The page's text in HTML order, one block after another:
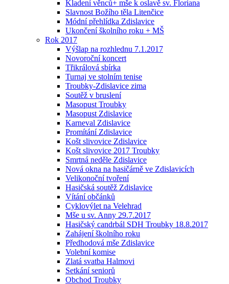
Kladení věnců+ mše k oslavě sv. Floriana
Slavnost Božího těla Litenčice
Módní přehlídka Zdislavice
Ukončení školního roku + MŠ
Rok 2017
Výšlap na rozhlednu 7.1.2017
Novoroční koncert
Třikrálová sbírka
Turnaj ve stolním tenise
Troubky-Zdislavice zima
Soutěž v bruslení
Masopust Troubky
Masopust Zdislavice
Karneval Zdislavice
Promítání Zdislavice
Košt slivovice Zdislavice
Košt slivovice 2017 Troubky
Smrtná neděle Zdislavice
Nová okna na hasičárně ve Zdislavicích
Velikonoční tvoření
Hasičská soutěž Zdislavice
Vítání občánků
Cyklovýlet na Velehrad
Mše u sv. Anny 29.7.2017
Hasičský candrbál SDH Troubky 18.8.2017
Zahájení školního roku
Předhodová mše Zdislavice
Volební komise
Zlatá svatba Halmovi
Setkání seniorů
Obchod Troubky